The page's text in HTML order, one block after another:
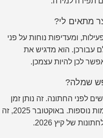
מתאים לי?
ומעדיפות נוחות על פני
עבורכן. הוא מדגיש את
לכן להיות עצמכן.
שמלה?
לחפש 4-6 חודשים לפני החתונה. זה נותן זמן
מספיק לתפירה למידה ולהתאמות נוספות. באוקטובר 2025, זה
של קיץ 2026.